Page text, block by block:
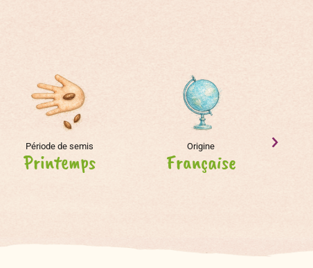
Période de semis
Printemps
Origine
Française